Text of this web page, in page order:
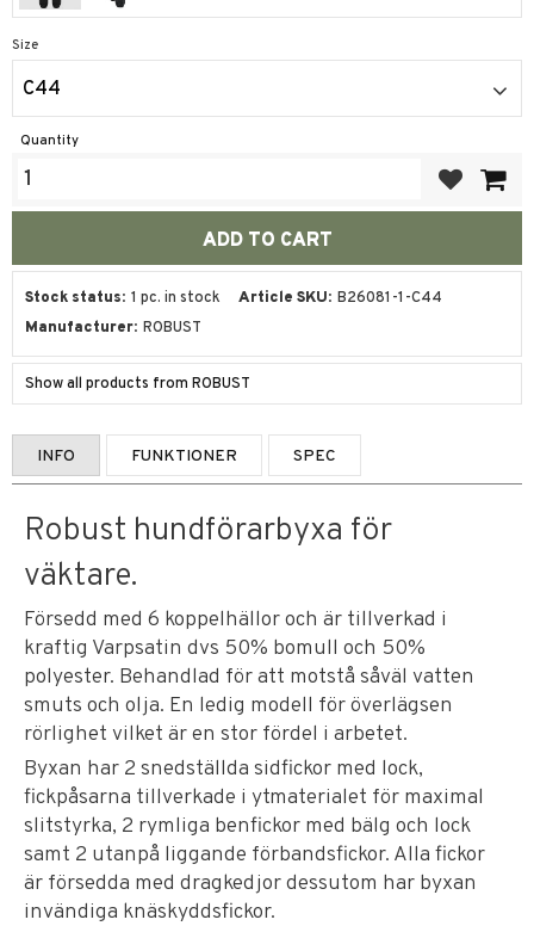
Size
C44
Quantity
Stock status 1 pc. in stock Article SKU B26081-1-C44
Manufacturer ROBUST
Show all products from ROBUST
INFO FUNKTIONER SPEC
Robust hundförarbyxa för
väktare.
Försedd med 6 koppelhällor och är tillverkad i
kraftig Varpsatin dvs 50% bomull och 50%
polyester. Behandlad för att motstå såväl vatten
smuts och olja. En ledig modell för överlägsen
rörlighet vilket är en stor fördel i arbetet.
Byxan har 2 snedställda sidfickor med lock,
fickpåsarna tillverkade i ytmaterialet för maximal
slitstyrka, 2 rymliga benfickor med bälg och lock
samt 2 utanpå liggande förbandsfickor. Alla fickor
är försedda med dragkedjor dessutom har byxan
invändiga knäskyddsfickor.